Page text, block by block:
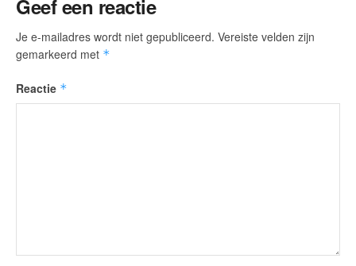
Geef een reactie
Je e-mailadres wordt niet gepubliceerd. Vereiste velden zijn
gemarkeerd met *
Reactie *